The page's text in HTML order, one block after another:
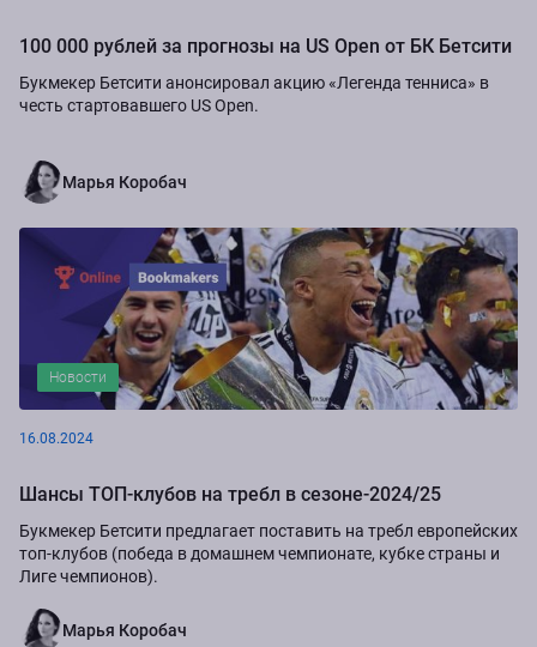
100 000 рублей за прогнозы на US Open от БК Бетсити
Букмекер Бетсити анонсировал акцию «Легенда тенниса» в
честь стартовавшего US Open.
Марья Коробач
Новости
16.08.2024
Шансы ТОП-клубов на требл в сезоне-2024/25
Букмекер Бетсити предлагает поставить на требл европейских
топ-клубов (победа в домашнем чемпионате, кубке страны и
Лиге чемпионов).
Марья Коробач